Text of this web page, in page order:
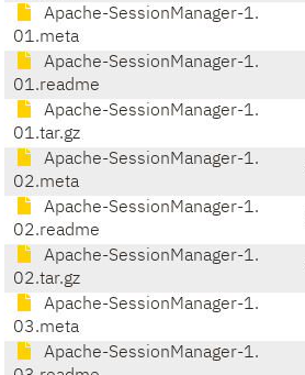
Apache-SessionManager-1.
01.meta
Apache-SessionManager-1.
01.readme
Apache-SessionManager-1.
01.tar.gz
Apache-SessionManager-1.
02.meta
Apache-SessionManager-1.
02.readme
Apache-SessionManager-1.
02.tar.gz
Apache-SessionManager-1.
03.meta
Apache-SessionManager-1.